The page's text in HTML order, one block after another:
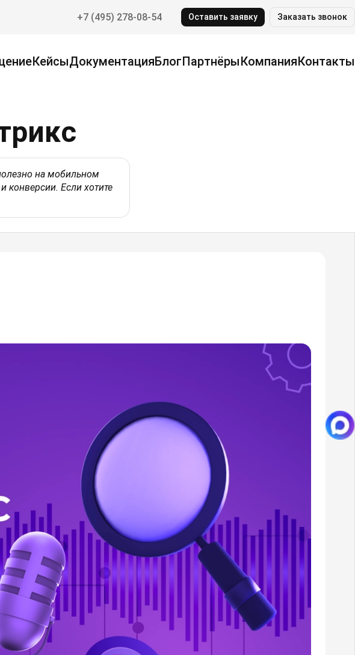
+7 (495) 278-08-54 Оставить заявку Заказать звонок
КейсыДокументацияБлогПартнёрыКомпанияКонтакты
на мобильном
конверсии. Если хотите